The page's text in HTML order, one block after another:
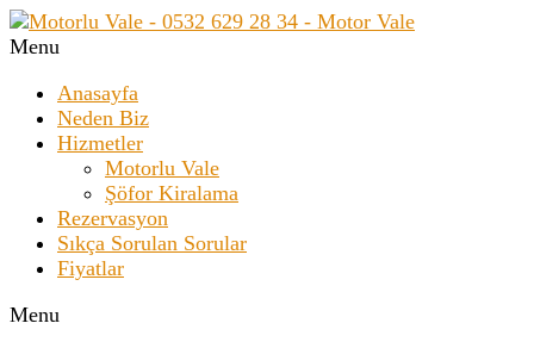
Menu
Anasayfa
Neden Biz
Hizmetler
Motorlu Vale
Şöfor Kiralama
Rezervasyon
Sıkça Sorulan Sorular
Fiyatlar
Menu